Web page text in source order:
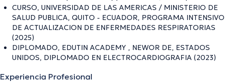
CURSO, UNIVERSIDAD DE LAS AMERICAS / MINISTERIO DE
SALUD PUBLICA, QUITO - ECUADOR, PROGRAMA INTENSIVO
DE ACTUALIZACION DE ENFERMEDADES RESPIRATORIAS
(2025)
DIPLOMADO, EDUTIN ACADEMY , NEWOR DE, ESTADOS
UNIDOS, DIPLOMADO EN ELECTROCARDIOGRAFIA (2023)
Experiencia Profesional